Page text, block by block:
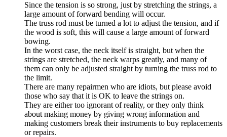
Since the tension is so strong, just by stretching the strings, a
large amount of forward bending will occur.
The truss rod must be turned a lot to adjust the tension, and if
the wood is soft, this will cause a large amount of forward
bowing.
In the worst case, the neck itself is straight, but when the
strings are stretched, the neck warps greatly, and many of
them can only be adjusted straight by turning the truss rod to
the limit.
There are many repairmen who are idiots, but please avoid
those who say that it is OK to leave the strings on.
They are either too ignorant of reality, or they only think
about making money by giving wrong information and
making customers break their instruments to buy replacements
or repairs.